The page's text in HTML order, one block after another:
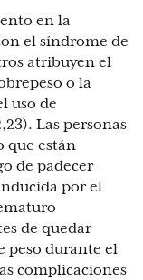
en la
el síndrome de
atribuyen el
o la
uso de
Las personas
que están
de padecer
por el
de quedar
peso durante el
complicaciones